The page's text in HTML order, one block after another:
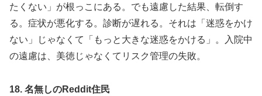
たくない」が根っこにある。でも遠慮した結果、転倒す
る。症状が悪化する。診断が遅れる。それは「迷惑をかけ
ない」じゃなくて「もっと大きな迷惑をかける」。入院中
の遠慮は、美徳じゃなくてリスク管理の失敗。
18. 名無しのReddit住民